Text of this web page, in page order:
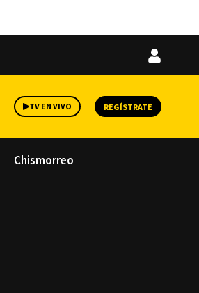
Iniciar
TV EN VIVO REGÍSTRATE
Chismorreo